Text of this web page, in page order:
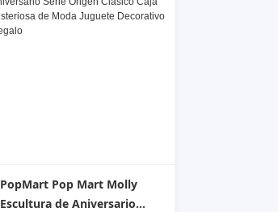
PopMart Pop Mart Molly
Escultura de Aniversario